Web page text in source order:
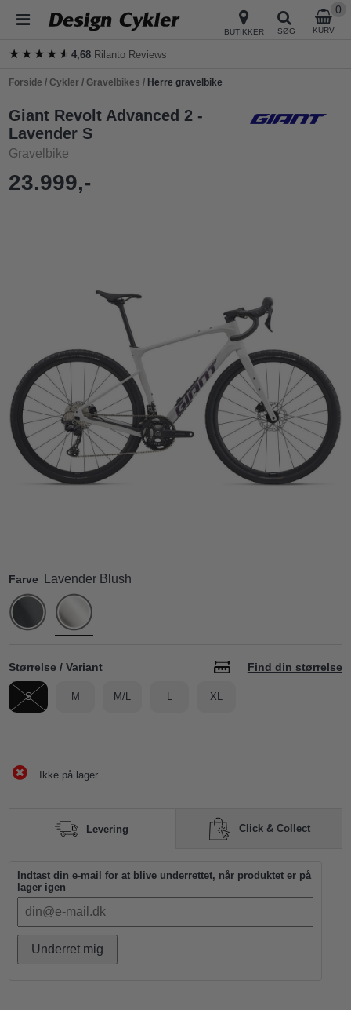
BUTIKKER SØG KURV
0
★★★★★
★★★★★4,68 Rilanto Reviews
Forside /Cykler /Gravelbikes / Herre gravelbike
Giant Revolt Advanced 2 -
Lavender S
Gravelbike
23.999,-
Farve Lavender Blush
Størrelse / Variant Find din størrelse
S M M/L L XL
Ikke på lager
Levering Click & Collect
Indtast din e-mail for at blive underrettet, når produktet er på
lager igen
Underret mig